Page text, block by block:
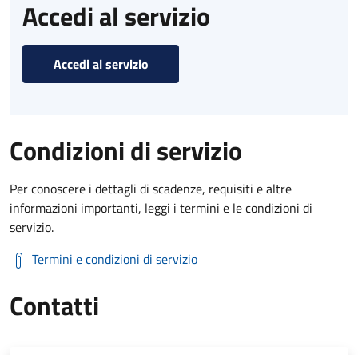
Accedi al servizio
Accedi al servizio
Condizioni di servizio
Per conoscere i dettagli di scadenze, requisiti e altre
informazioni importanti, leggi i termini e le condizioni di
servizio.
Termini e condizioni di servizio
Contatti